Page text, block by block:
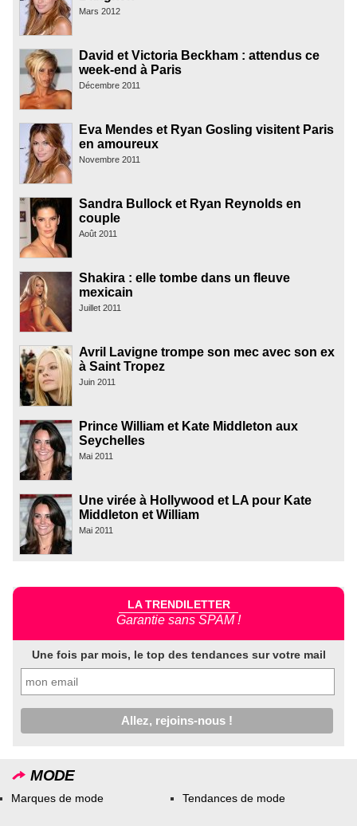
Mars 2012
David et Victoria Beckham : attendus ce
week-end à Paris
Décembre 2011
Eva Mendes et Ryan Gosling visitent Paris
en amoureux
Novembre 2011
Sandra Bullock et Ryan Reynolds en
couple
Août 2011
Shakira : elle tombe dans un fleuve
mexicain
Juillet 2011
Avril Lavigne trompe son mec avec son ex
à Saint Tropez
Juin 2011
Prince William et Kate Middleton aux
Seychelles
Mai 2011
Une virée à Hollywood et LA pour Kate
Middleton et William
Mai 2011
LA TRENDILETTER
Garantie sans SPAM !
Une fois par mois, le top des tendances sur votre mail
MODE
Marques de mode Tendances de mode